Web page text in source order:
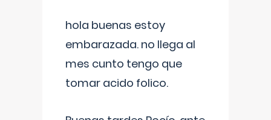
hola buenas estoy
embarazada. no llega al
mes cunto tengo que
tomar acido folico.